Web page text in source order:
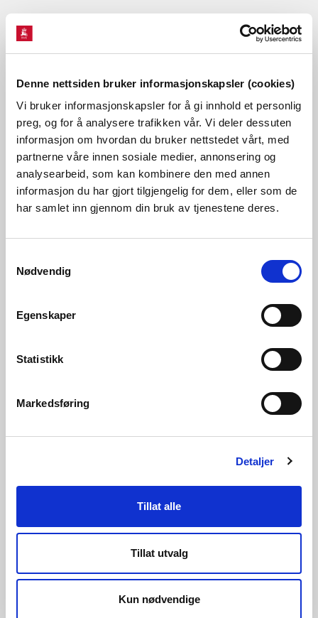
Denne nettsiden bruker informasjonskapsler (cookies)
Vi bruker informasjonskapsler for å gi innhold et personlig
preg, og for å analysere trafikken vår. Vi deler dessuten
informasjon om hvordan du bruker nettstedet vårt, med
partnerne våre innen sosiale medier, annonsering og
analysearbeid, som kan kombinere den med annen
informasjon du har gjort tilgjengelig for dem, eller som de
har samlet inn gjennom din bruk av tjenestene deres.
Nødvendig
Egenskaper
Statistikk
Markedsføring
Detaljer
Tillat alle
Tillat utvalg
Kun nødvendige
Les også
Kraftsituasjonen veke 30, 2026